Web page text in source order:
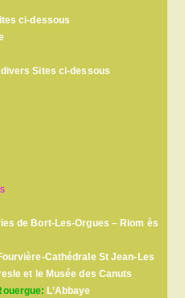
ci-dessous
Sites ci-dessous
de Bort-Les-Orgues – Riom ès
Cathédrale St Jean-Les
et le Musée des Canuts
L’Abbaye